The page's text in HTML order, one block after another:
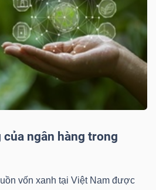
ngân hàng trong
vốn xanh tại Việt Nam được